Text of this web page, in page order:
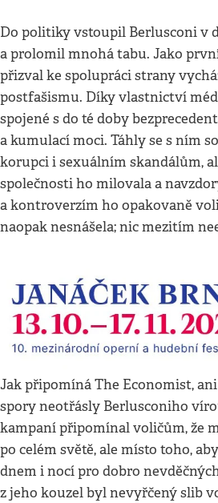
Do politiky vstoupil Berlusconi v
a prolomil mnohá tabu. Jako
přizval ke spolupráci strany
postfašismu. Díky vlastnictví
spojené s do té doby
a kumulací moci. Táhly se s ním
korupci i sexuálním skandálům,
společnosti ho milovala a
a kontroverzím ho opakovaně
naopak nesnášela; nic mezitím
Jak připomíná The Economist,
spory neotřásly Berlusconiho
kampaní připomínal voličům, že
po celém světě, ale místo toho,
dnem i nocí pro dobro
z jeho kouzel byl nevyřčený slib